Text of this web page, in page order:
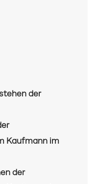
der
Kaufmann im
der